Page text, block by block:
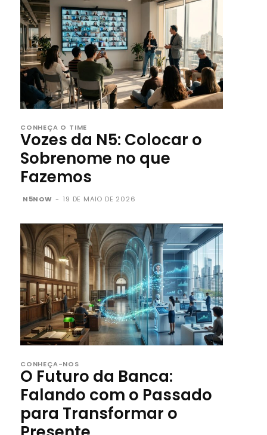
CONHEÇA O TIME
Vozes da N5: Colocar o
Sobrenome no que
Fazemos
N5NOW - 19 DE MAIO DE 2026
CONHEÇA-NOS
O Futuro da Banca:
Falando com o Passado
para Transformar o